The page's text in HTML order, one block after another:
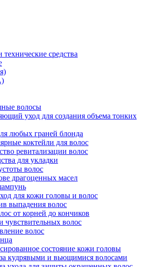
средства
волосы
уход для создания объема тонких
любых граней блонда
коктейли для волос
ревитализации волос
для укладки
волос
драгоценных масел
для кожи головы и волос
выпадения волос
от корней до кончиков
чувствительных волос
волос
состояние кожи головы
кудрявыми и вьющимися волосами